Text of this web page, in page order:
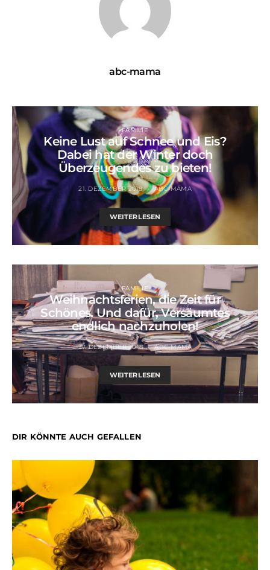
abc-mama
FAMILIE
Keine Lust auf Schnee und Eis?
Dabei hat der Winter doch
Überzeugendes zu bieten!
21. DEZEMBER 2018 ABC-MAMA
WEITERLESEN
FAMILIE
Weihnachtsferien, die Zeit für
Schönes. Und dafür, Versäumtes
endlich nachzuholen!
27. DEZEMBER 2018 ABC-MAMA
WEITERLESEN
DIR KÖNNTE AUCH GEFALLEN